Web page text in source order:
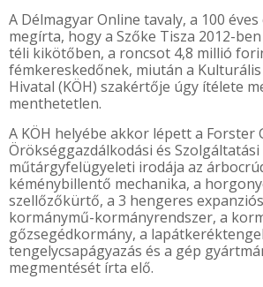
A Délmagyar Online tavaly, a 100
megírta, hogy a Szőke Tisza 2012-
téli kikötőben, a roncsot 4,8 millió
fémkereskedőnek, miután a
Hivatal (KÖH) szakértője úgy ítélete
menthetetlen.
A KÖH helyébe akkor lépett a Forster
Örökséggazdálkodási és
műtárgyfelügyeleti irodája az
kéménybillentő mechanika, a
szellőzőkürtő, a 3 hengeres
kormánymű-kormányrendszer, a
gőzsegédkormány, a
tengelycsapágyazás és a gép
megmentését írta elő.